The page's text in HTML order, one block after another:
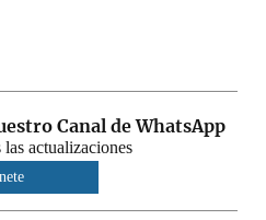
Canal de WhatsApp
las actualizaciones